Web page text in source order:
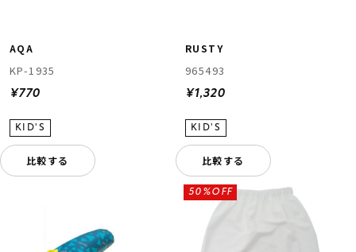
AQA
KP-1935
¥770
比較する
RUSTY
965493
¥1,320
比較する
50%OFF